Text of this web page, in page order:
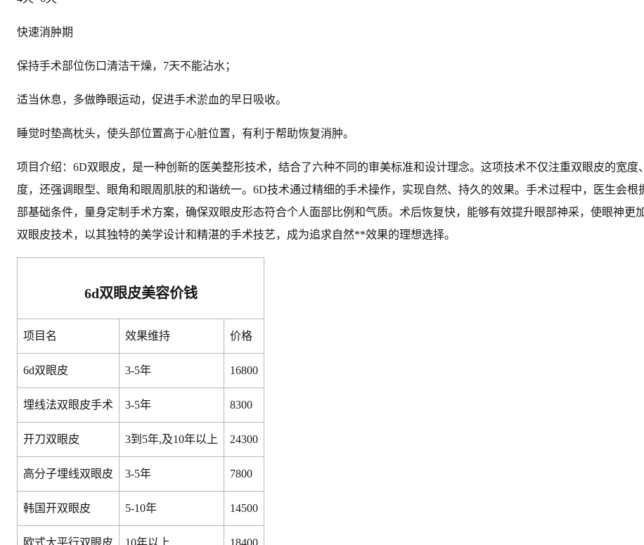
快速消肿期
保持手术部位伤口清洁干燥，7天不能沾水；
适当休息，多做睁眼运动，促进手术淤血的早日吸收。
睡觉时垫高枕头，使头部位置高于心脏位置，有利于帮助恢复消肿。
项目介绍：6D双眼皮，是一种创新的医美整形技术，结合了六种不同的审美标准和设计理念。这项技术不仅注重双眼皮的宽度
度，还强调眼型、眼角和眼周肌肤的和谐统一。6D技术通过精细的手术操作，实现自然、持久的效果。手术过程中，医生会根
部基础条件，量身定制手术方案，确保双眼皮形态符合个人面部比例和气质。术后恢复快，能够有效提升眼部神采，使眼神更
双眼皮技术，以其独特的美学设计和精湛的手术技艺，成为追求自然**效果的理想选择。
6d双眼皮美容价钱
项目名 效果维持 价格
6d双眼皮 3-5年 16800
埋线法双眼皮手术 3-5年 8300
开刀双眼皮 3到5年,及10年以上 24300
高分子埋线双眼皮 3-5年 7800
韩国开双眼皮 5-10年 14500
欧式大平行双眼皮 10年以上 18400